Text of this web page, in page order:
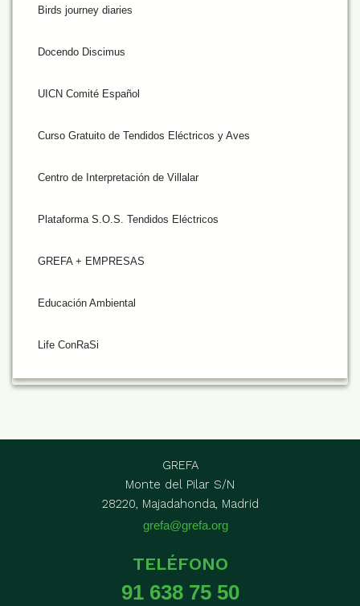
Birds journey diaries
Docendo Discimus
UICN Comité Español
Curso Gratuito de Tendidos Eléctricos y Aves
Centro de Interpretación de Villalar
Plataforma S.O.S. Tendidos Eléctricos
GREFA + EMPRESAS
Educación Ambiental
Life ConRaSi
GREFA
Monte del Pilar S/N
28220, Majadahonda, Madrid
grefa@grefa.org
TELÉFONO
91 638 75 50